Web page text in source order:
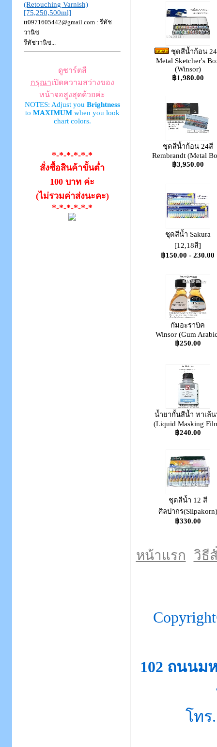
(Retouching Varnish)
[75,250,500ml]
tt0971605442@gmail.com : รีทัช
วานิช
รีทัชวานิช...
ดูชาร์ตสี
กรุณาเปิดความสว่างของ
หน้าจอสูงสุดด้วยค่ะ
NOTES: Adjust you Brightness
to MAXIMUMwhen you look
chart colors.
*-*-*-*-*-*
สั่งซื้อสินค้าขั้นต่ำ
100 บาท ค่ะ
(ไม่รวมค่าส่งนะคะ)
*-*-*-*-*-*
ชุดสีน้ำก้อน
Metal Sketcher's
(Winsor)
฿1,980.00
ชุดสีน้ำก้อน 24สี
Rembrandt (Metal
฿3,950.00
ชุดสีน้ำ Sakura
[12,18สี]
฿150.00 - 230.00
กัมอะราบิค
Winsor (Gum
฿250.00
น้ำยากั้นสีน้ำ ทาเล้
(Liquid Masking
฿240.00
ชุดสีน้ำ 12 สี
ศิลปากร(Silpakorn)
฿330.00
หน้าแรก วิธี
102 ถนนม
โทร